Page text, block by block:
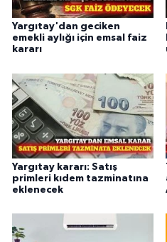
Yargıtay'dan geciken
emekli aylığı için emsal faiz
kararı
Yargıtay kararı: Satış
primleri kıdem tazminatına
eklenecek